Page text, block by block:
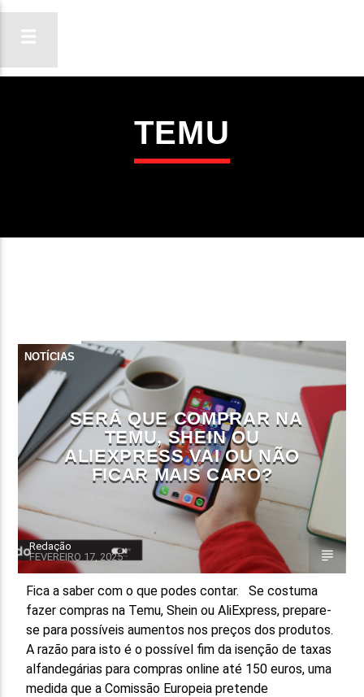
ON FM
LIGA-TE
FAIXA ATUAL
TÍTULO
ARTISTA
ON FM
TEMU
NOTÍCIAS
SERÁ QUE COMPRAR NA
TEMU, SHEIN OU
ALIEXPRESS VAI OU NÃO
FICAR MAIS CARO?
Redação
FEVEREIRO 17, 2025
Fica a saber com o que podes contar. Se costuma
fazer compras na Temu, Shein ou AliExpress, prepare-
se para possíveis aumentos nos preços dos produtos.
A razão para isto é o possível fim da isenção de taxas
alfandegárias para compras online até 150 euros, uma
medida que a Comissão Europeia pretende